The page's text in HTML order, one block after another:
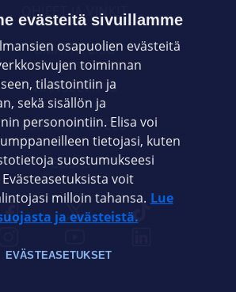
OHJEET JA VINKIT
OMAYHTEISÖ
VIANSELVITYS
ASIAKASPALVELU
ELISA.FI
evästeitä sivuillamme
osapuolien evästeitä
toiminnan
tilastointiin ja
sekä sisällön ja
personointiin. Elisa voi
tietojasi, kuten
suostumukseesi
voit
milloin tahansa. Lue
ja evästeistä.
EVÄSTEASETUKSET